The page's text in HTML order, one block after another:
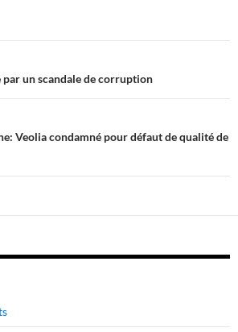
par un scandale de corruption
Veolia condamné pour défaut de qualité de